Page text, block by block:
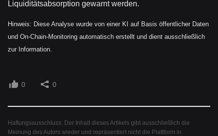
Liquiditätsabsorption gewarnt werden.
Hinweis: Diese Analyse wurde von einer KI auf Basis öffentlicher Daten
und On-Chain-Monitoring automatisch erstellt und dient ausschließlich
zur Information.
0 0
Haftungsausschluss: Der Inhalt dieses Artikels gibt ausschließlich die
Meinung des Autors wieder und repräsentiert nicht die Plattform in